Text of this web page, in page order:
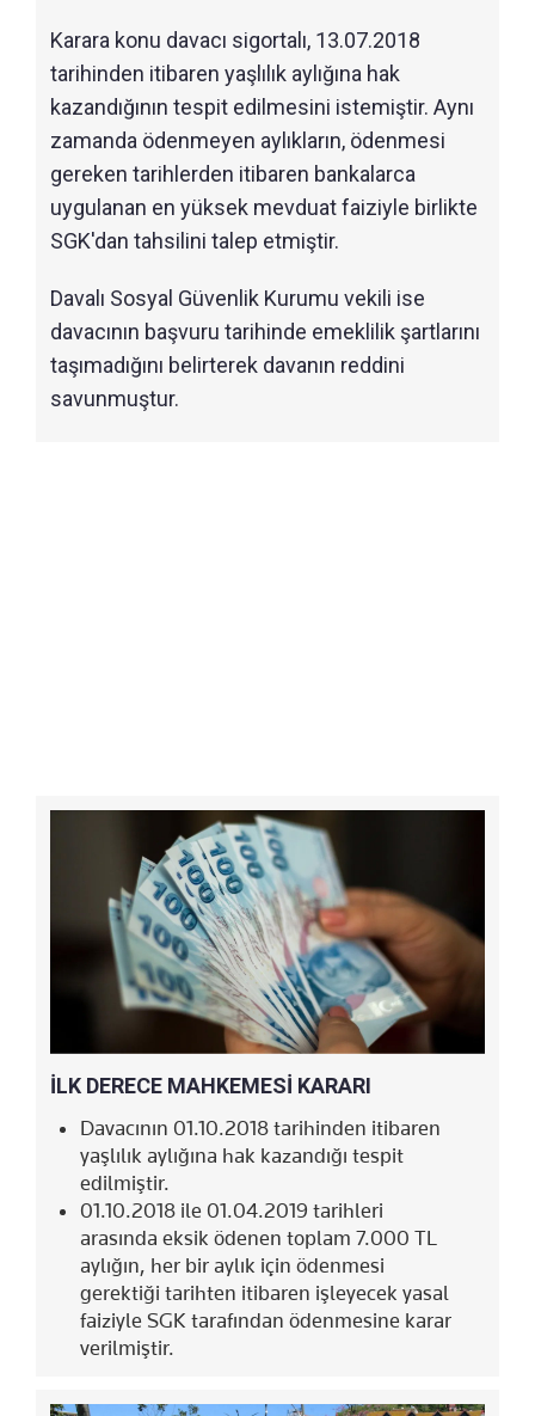
Karara konu davacı sigortalı, 13.07.2018
tarihinden itibaren yaşlılık aylığına hak
kazandığının tespit edilmesini istemiştir. Aynı
zamanda ödenmeyen aylıkların, ödenmesi
gereken tarihlerden itibaren bankalarca
uygulanan en yüksek mevduat faiziyle birlikte
SGK'dan tahsilini talep etmiştir.
Davalı Sosyal Güvenlik Kurumu vekili ise
davacının başvuru tarihinde emeklilik şartlarını
taşımadığını belirterek davanın reddini
savunmuştur.
İLK DERECE MAHKEMESİ KARARI
Davacının 01.10.2018 tarihinden itibaren
yaşlılık aylığına hak kazandığı tespit
edilmiştir.
01.10.2018 ile 01.04.2019 tarihleri
arasında eksik ödenen toplam 7.000 TL
aylığın, her bir aylık için ödenmesi
gerektiği tarihten itibaren işleyecek yasal
faiziyle SGK tarafından ödenmesine karar
verilmiştir.